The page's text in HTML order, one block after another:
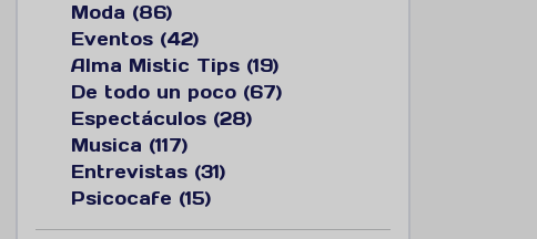
Moda (86)
Eventos (42)
Alma Mistic Tips (19)
De todo un poco (67)
Espectáculos (28)
Musica (117)
Entrevistas (31)
Psicocafe (15)